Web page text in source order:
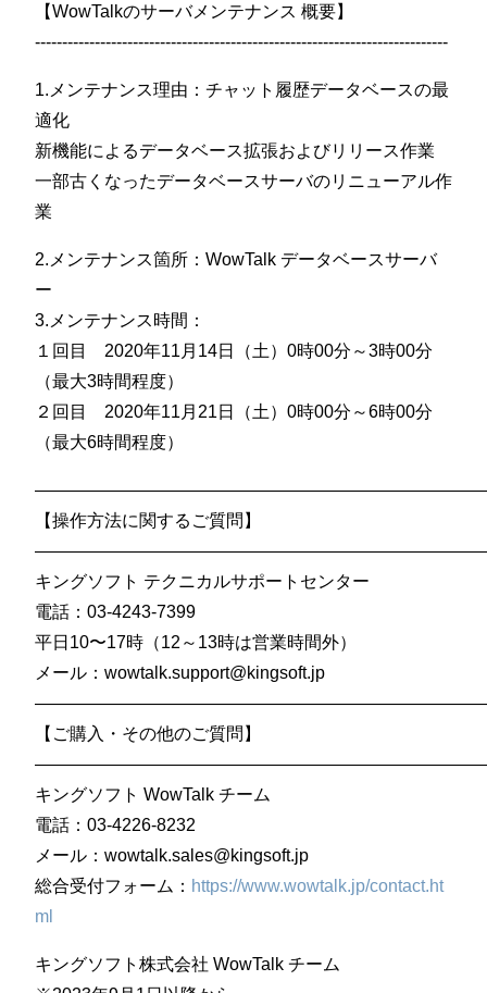
【WowTalkのサーバメンテナンス 概要】
----------------------------------------------------------------------------
1.メンテナンス理由：チャット履歴データベースの最
適化
新機能によるデータベース拡張およびリリース作業
一部古くなったデータベースサーバのリニューアル作
業
2.メンテナンス箇所：WowTalk データベースサーバ
ー
3.メンテナンス時間：
１回目 2020年11月14日（土）0時00分～3時00分
（最大3時間程度）
２回目 2020年11月21日（土）0時00分～6時00分
（最大6時間程度）
【操作方法に関するご質問】
キングソフト テクニカルサポートセンター
電話：03-4243-7399
平日10〜17時（12～13時は営業時間外）
メール：wowtalk.support@kingsoft.jp
【ご購入・その他のご質問】
キングソフト WowTalk チーム
電話：03-4226-8232
メール：wowtalk.sales@kingsoft.jp
総合受付フォーム： https://www.wowtalk.jp/contact.ht
ml
キングソフト株式会社 WowTalk チーム